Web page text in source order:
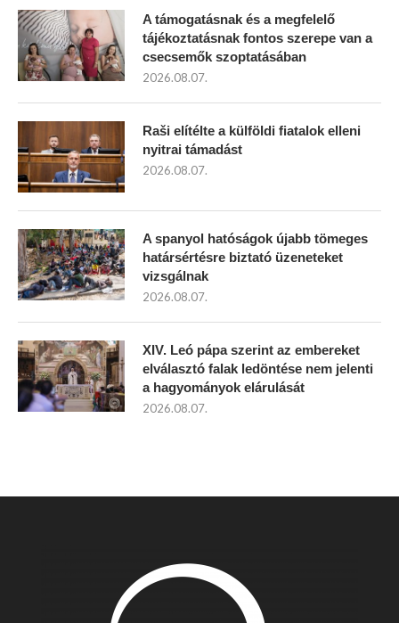
A támogatásnak és a megfelelő
tájékoztatásnak fontos szerepe van a
csecsemők szoptatásában
2026.08.07.
Raši elítélte a külföldi fiatalok elleni
nyitrai támadást
2026.08.07.
A spanyol hatóságok újabb tömeges
határsértésre biztató üzeneteket
vizsgálnak
2026.08.07.
XIV. Leó pápa szerint az embereket
elválasztó falak ledöntése nem jelenti
a hagyományok elárulását
2026.08.07.